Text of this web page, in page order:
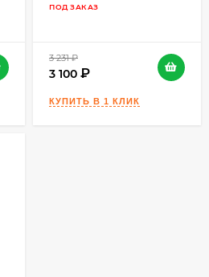
ПОД ЗАКАЗ
3 231
3 100